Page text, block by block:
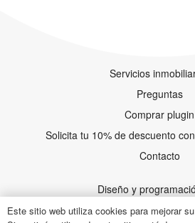
Servicios
Preguntas
Comprar plugin
Solicita tu 10% de descuento
Contacto
Diseño y
Este sitio web utiliza cookies para mejorar